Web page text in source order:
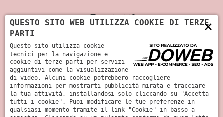
Contatti
+39 045 512 304
info@bertellinives.it
Via Giosuè Carducci, 21 - 37060 Castel
d’Azzano - Verona
×
QUESTO SITO WEB UTILIZZA COOKIE DI TERZE
PARTI
Questo sito utilizza cookie
tecnici per la navigazione e
cookie di terze parti per servizi
aggiuntivi come la visualizzazione
di video. Alcuni cookie potrebbero raccogliere
informazioni per mostrarti pubblicità mirata e tracciare
la tua attività, installandosi solo cliccando su "Accetta
tutti i cookie". Puoi modificare le tue preferenze in
qualsiasi momento tramite il link "Cookie" in basso a